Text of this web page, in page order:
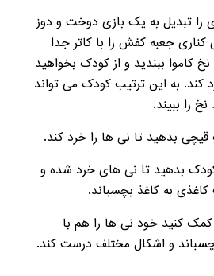
را تبدیل به یک بازی دوخت و دوز
کناری جعبه کفش را با کاتر جدا
کاموا ببندید و از کودک بخواهید
کند. به این ترتیب کودک می تواند
را ببیند.
کودک بدهید تا نی های خرد شده و
به کاغذ بچسباند.
کمک کنید خود نی ها را هم با
و اشکال مختلف درست کند.